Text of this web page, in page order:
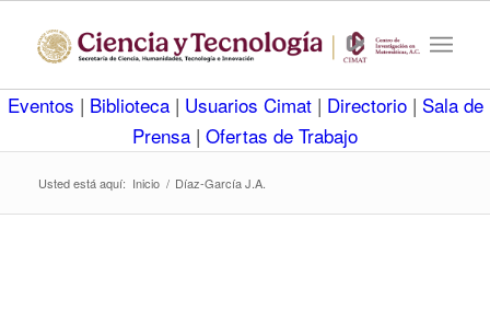
Eventos | Biblioteca | Usuarios Cimat | Directorio | Sala de
Prensa | Ofertas de Trabajo
Usted está aquí: Inicio / Díaz-García J.A.